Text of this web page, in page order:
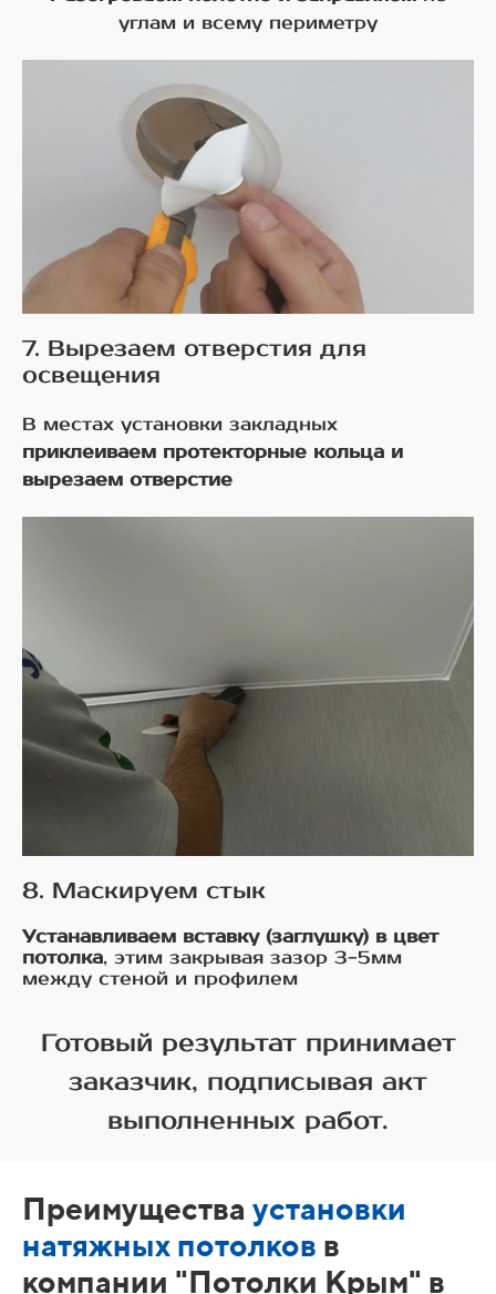
углам и всему периметру
7. Вырезаем отверстия для
освещения
В местах установки закладных
приклеиваем протекторные кольца и
вырезаем отверстие
8. Маскируем стык
Устанавливаем вставку (заглушку) в цвет
потолка, этим закрывая зазор 3-5мм
между стеной и профилем
Готовый результат принимает
заказчик, подписывая акт
выполненных работ.
Преимущества установки
натяжных потолков в
компании "Потолки Крым" в